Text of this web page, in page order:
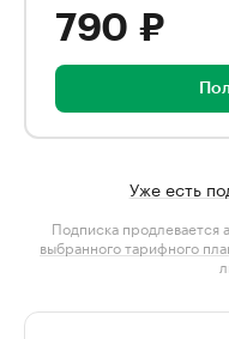
790 ₽
Уже есть
Подписка продлевается
выбранного тарифного